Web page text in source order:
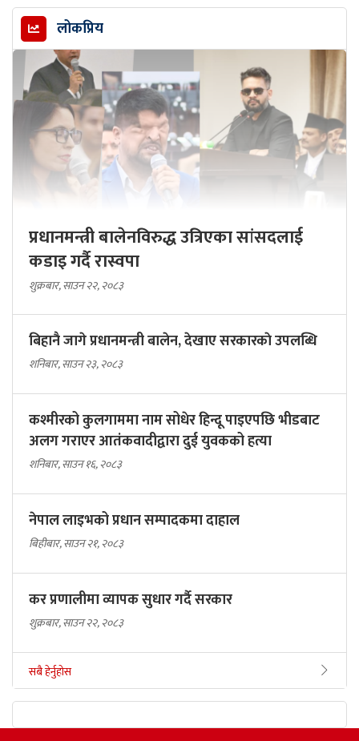
लोकप्रिय
प्रधानमन्त्री बालेनविरुद्ध उत्रिएका सांसदलाई
कडाइ गर्दै रास्वपा
शुक्रबार, साउन २२, २०८३
बिहानै जागे प्रधानमन्त्री बालेन, देखाए सरकारकाे उपलब्धि
शनिबार, साउन २३, २०८३
कश्मीरको कुलगाममा नाम सोधेर हिन्दू पाइएपछि भीडबाट
अलग गराएर आतंकवादीद्वारा दुई युवकको हत्या
शनिबार, साउन १६, २०८३
नेपाल लाइभको प्रधान सम्पादकमा दाहाल
बिहीबार, साउन २१, २०८३
कर प्रणालीमा व्यापक सुधार गर्दै सरकार
शुक्रबार, साउन २२, २०८३
सबै हेर्नुहोस